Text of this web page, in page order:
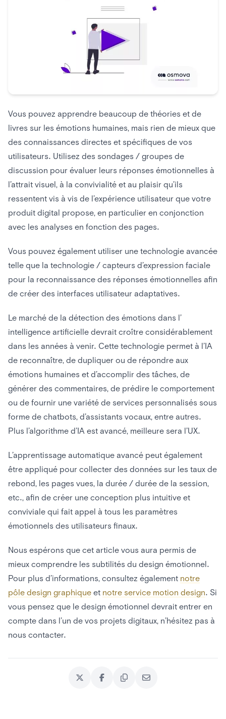
Vous pouvez apprendre beaucoup de théories et de
livres sur les émotions humaines, mais rien de mieux que
des connaissances directes et spécifiques de vos
utilisateurs. Utilisez des sondages / groupes de
discussion pour évaluer leurs réponses émotionnelles à
l’attrait visuel, à la convivialité et au plaisir qu’ils
ressentent vis à vis de l’expérience utilisateur que votre
produit digital propose, en particulier en conjonction
avec les analyses en fonction des pages.
Vous pouvez également utiliser une technologie avancée
telle que la technologie / capteurs d’expression faciale
pour la reconnaissance des réponses émotionnelles afin
de créer des interfaces utilisateur adaptatives.
Le marché de la détection des émotions dans l’
intelligence artificielle devrait croître considérablement
dans les années à venir. Cette technologie permet à l’IA
de reconnaître, de dupliquer ou de répondre aux
émotions humaines et d’accomplir des tâches, de
générer des commentaires, de prédire le comportement
ou de fournir une variété de services personnalisés sous
forme de chatbots, d’assistants vocaux, entre autres.
Plus l’algorithme d’IA est avancé, meilleure sera l’UX.
L’apprentissage automatique avancé peut également
être appliqué pour collecter des données sur les taux de
rebond, les pages vues, la durée / durée de la session,
etc., afin de créer une conception plus intuitive et
conviviale qui fait appel à tous les paramètres
émotionnels des utilisateurs finaux.
Nous espérons que cet article vous aura permis de
mieux comprendre les subtilités du design émotionnel.
Pour plus d’informations, consultez également notre
pôle design graphique et notre service motion design. Si
vous pensez que le design émotionnel devrait entrer en
compte dans l’un de vos projets digitaux, n’hésitez pas à
nous contacter.